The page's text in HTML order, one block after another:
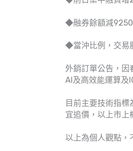
◆融券餘額減9250
◆當沖比例，交易
外銷訂單公告，因
AI及高效能運算及
目前主要技術指
宜追價，以上市上
以上為個人觀點，